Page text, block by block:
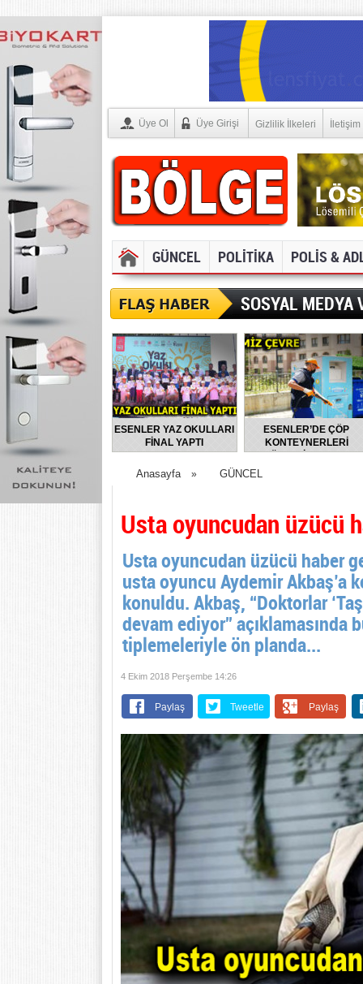
Üye Ol Üye Girişi Gizlilik İlkeleri İletişim
GÜNCEL POLİTİKA POLİS &
SOSYAL MEDYA
ESENLER YAZ OKULLARI
FİNAL YAPTI
ESENLER’DE ÇÖP
KONTEYNERLERİ
DÜZENLİ OLARAK
DEZENFEKTE EDİLİYOR
Anasayfa » GÜNCEL
Usta oyuncudan üzücü
Usta oyuncudan üzücü haber
usta oyuncu Aydemir Akbaş’a
konuldu. Akbaş, “Doktorlar
devam ediyor” açıklamasında
tiplemeleriyle ön planda...
4 Ekim 2018 Perşembe 14:26
Paylaş Tweetle Paylaş